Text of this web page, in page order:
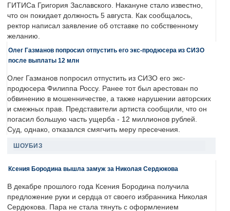
ГИТИСа Григория Заславского. Накануне стало известно,
что он покидает должность 5 августа. Как сообщалось,
ректор написал заявление об отставке по собственному
желанию.
Олег Газманов попросил отпустить его экс-продюсера из СИЗО
после выплаты 12 млн
Олег Газманов попросил отпустить из СИЗО его экс-
продюсера Филиппа Россу. Ранее тот был арестован по
обвинению в мошенничестве, а также нарушении авторских
и смежных прав. Представители артиста сообщили, что он
погасил большую часть ущерба - 12 миллионов рублей.
Суд, однако, отказался смягчить меру пресечения.
ШОУБИЗ
Ксения Бородина вышла замуж за Николая Сердюкова
В декабре прошлого года Ксения Бородина получила
предложение руки и сердца от своего избранника Николая
Сердюкова. Пара не стала тянуть с оформлением